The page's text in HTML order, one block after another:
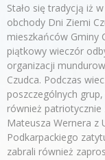
Stało się tradycją iż
obchody Dni Ziemi
mieszkańców Gminy
piątkowy wieczór
organizacji
Czudca. Podczas
poszczególnych
również patriotycznie
Mateusza Wernera z
Podkarpackiego
zabrali również